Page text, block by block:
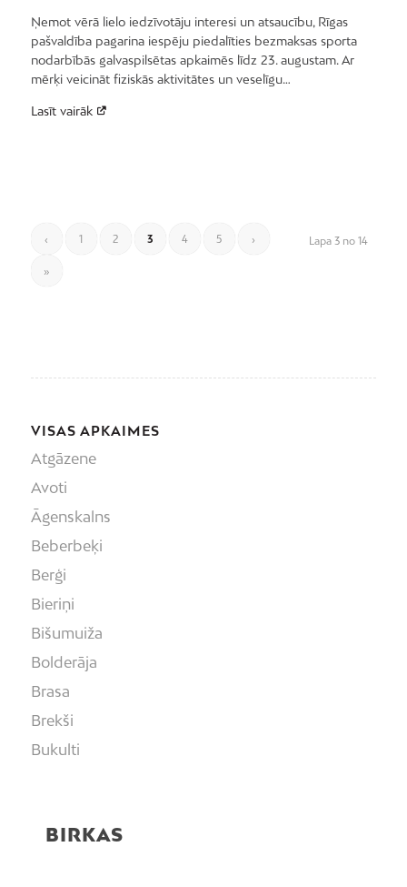
Ņemot vērā lielo iedzīvotāju interesi un atsaucību, Rīgas
pašvaldība pagarina iespēju piedalīties bezmaksas sporta
nodarbībās galvaspilsētas apkaimēs līdz 23. augustam. Ar
mērķi veicināt fiziskās aktivitātes un veselīgu…
Lasīt vairāk
Lapa 3 no 14
‹ 1 2 3 4 5 ›
»
VISAS APKAIMES
Atgāzene
Avoti
Āgenskalns
Beberbeķi
Berģi
Bieriņi
Bišumuiža
Bolderāja
Brasa
Brekši
Bukulti
Čiekurkalns
BIRKAS